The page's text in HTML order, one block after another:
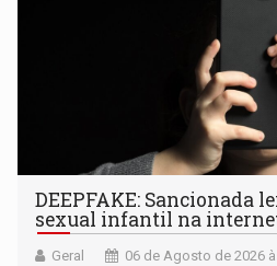
DEEPFAKE: Sancionada
sexual infantil na
Geral 06 de Agosto de 2026